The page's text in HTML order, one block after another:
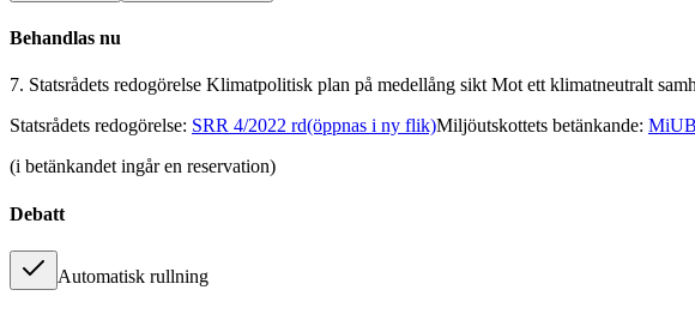
Behandlas nu
7. Statsrådets redogörelse Klimatpolitisk plan på medellång sikt Mot ett klimatneutralt
Statsrådets redogörelse: SRR 4/2022 rd(öppnas i ny flik)Miljöutskottets betänkande:
(i betänkandet ingår en reservation)
Debatt
Automatisk rullning